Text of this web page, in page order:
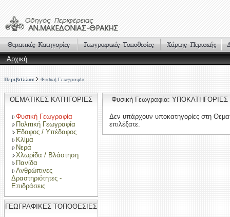
Αρχική
Περιβάλλον Φυσική Γεωγραφία
ΘΕΜΑΤΙΚΕΣ ΚΑΤΗΓΟΡΙΕΣ
Φυσική Γεωγραφία
Πολιτική Γεωγραφία
Έδαφος / Υπέδαφος
Κλίμα
Νερά
Χλωρίδα / Βλάστηση
Πανίδα
Ανθρώπινες
Δραστηριότητες -
Επιδράσεις
ΓΕΩΓΡΑΦΙΚΕΣ ΤΟΠΟΘΕΣΙΕΣ
Φυσική Γεωγραφία: ΥΠΟΚΑΤΗΓΟΡΙΕΣ
Δεν υπάρχουν υποκατηγορίες στη
επιλέξατε.